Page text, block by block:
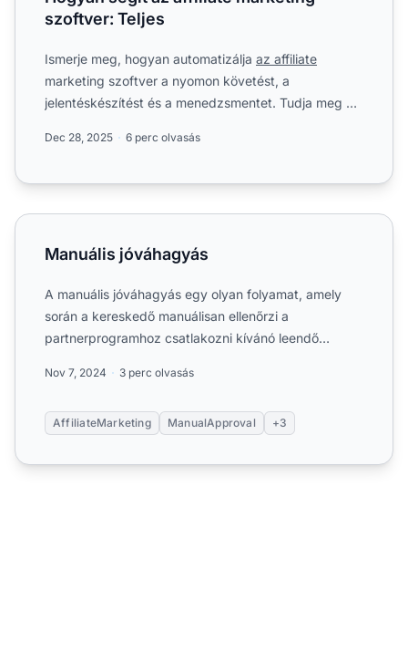
szoftver: Teljes
Ismerje meg, hogyan automatizálja az affiliate
marketing szoftver a nyomon követést, a
jelentéskészítést és a menedzsmentet. Tudja meg a
Dec 28, 2025 6 perc olvasás
Manuális jóváhagyás
Manuális jóváhagyás
A manuális jóváhagyás egy olyan folyamat, amely
során a kereskedő manuálisan ellenőrzi a
partnerprogramhoz csatlakozni kívánó leendő
Nov 7, 2024 3 perc olvasás
AffiliateMarketing ManualApproval +3